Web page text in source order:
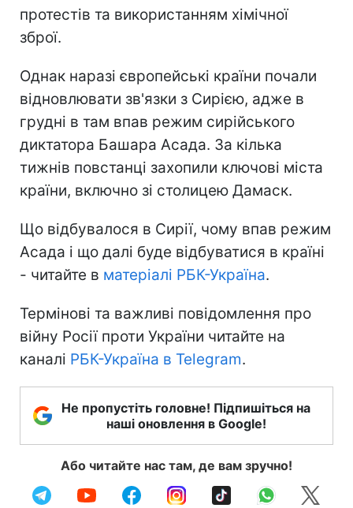
протестів та використанням хімічної
зброї.
Однак наразі європейські країни почали
відновлювати зв'язки з Сирією, адже в
грудні в там впав режим сирійського
диктатора Башара Асада. За кілька
тижнів повстанці захопили ключові міста
країни, включно зі столицею Дамаск.
Що відбувалося в Сирії, чому впав режим
Асада і що далі буде відбуватися в країні
- читайте в матеріалі РБК-Україна.
Термінові та важливі повідомлення про
війну Росії проти України читайте на
каналі РБК-Україна в Telegram.
Не пропустіть головне! Підпишіться на
наші оновлення в Google!
Або читайте нас там, де вам зручно!